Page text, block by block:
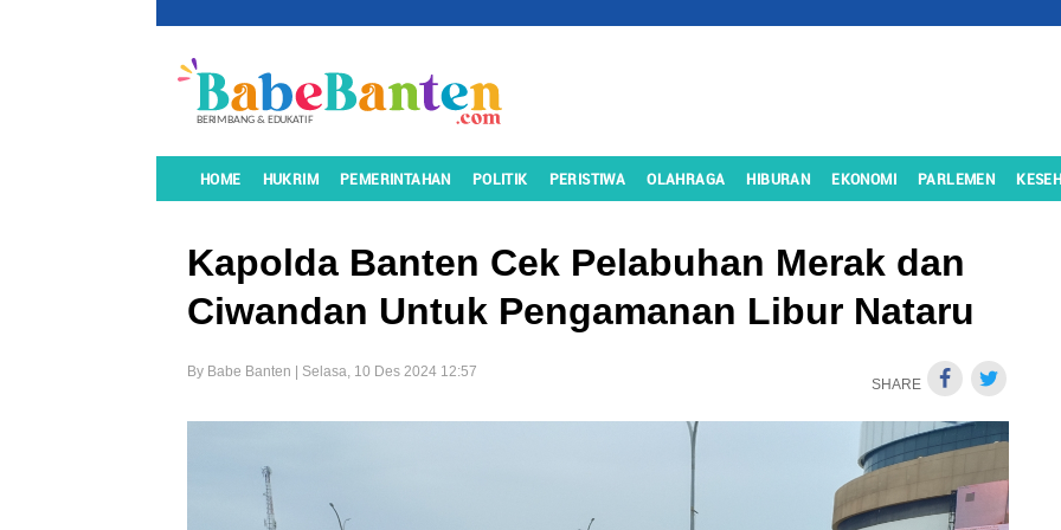
HOME HUKRIM PEMERINTAHAN POLITIK PERISTIWA OLAHRAGA HIBURAN EKONOMI PARLEMEN
Kapolda Banten Cek Pelabuhan Merak dan
Ciwandan Untuk Pengamanan Libur Nataru
By Babe Banten | Selasa, 10 Des 2024 12:57
SHARE